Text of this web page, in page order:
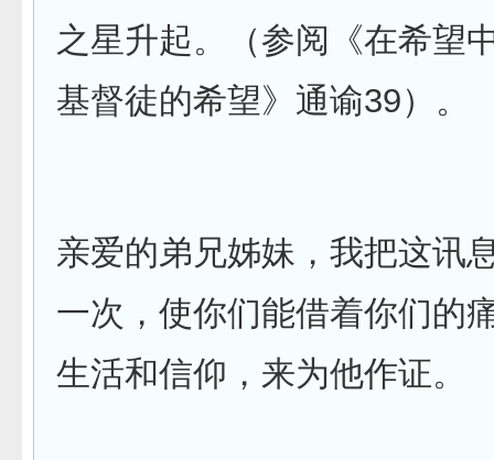
之星升起。（参阅《在希望
基督徒的希望》通谕39）。
亲爱的弟兄姊妹，我把这讯
一次，使你们能借着你们的
生活和信仰，来为他作证。